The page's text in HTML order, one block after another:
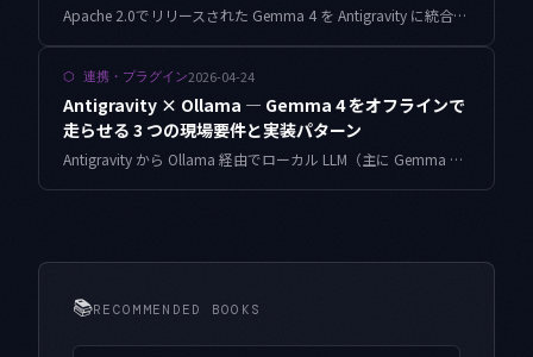
Apache 2.0でリリースされた Gemma 4 を Antigravity に統合することで、機密プロジェクトやオフライン環境でも Antigravity のエージェント体験が可能になります。Ollama / vLLM 経由の接続設定、Architect / Builder の挙動チューニング、本番運用の注意点までを実装ベースで解説します。
⬡ 連携・プラグイン2026-04-24
Antigravity × Ollama — Gemma 4 をオフラインで
走らせる 3 つの現場要件と実装パターン
Antigravity から Ollama 経由でローカル LLM（主に Gemma 4 系）を呼び出すための環境構築・プロトコル設計・実運用パターンを、オフライン開発・機密データ処理・推論コスト削減の 3 シナリオで解説します。
📚RECOMMENDED BOOKS